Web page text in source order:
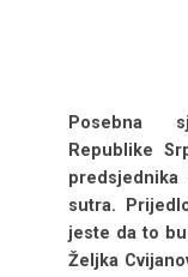
Posebna
Republike
predsjednika
sutra.
jeste da to
Željka